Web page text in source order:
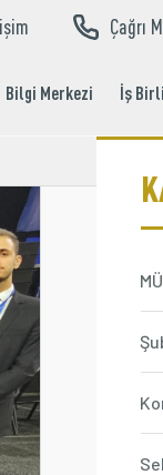
Çağrı
Bilgi Merkezi İş